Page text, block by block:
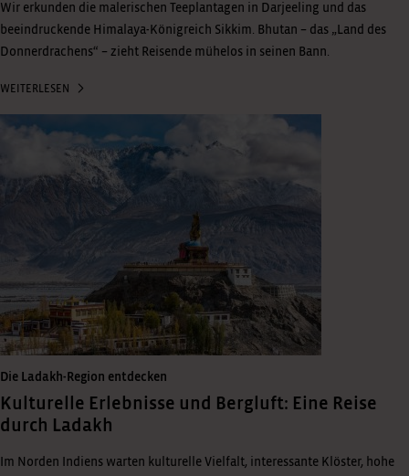
Wir erkunden die malerischen Teeplantagen in Darjeeling und das
beeindruckende Himalaya-Königreich Sikkim. Bhutan – das „Land des
Donnerdrachens“ – zieht Reisende mühelos in seinen Bann.
WEITERLESEN
Die Ladakh-Region entdecken
Kulturelle Erlebnisse und Bergluft: Eine Reise
durch Ladakh
Im Norden Indiens warten kulturelle Vielfalt, interessante Klöster, hohe